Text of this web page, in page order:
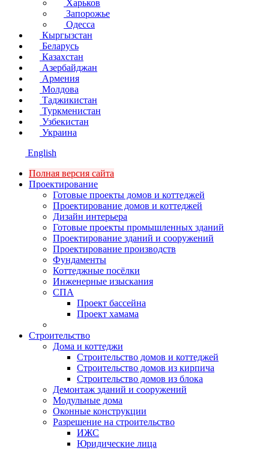
Харьков
Запорожье
Одесса
Кыргызстан
Беларусь
Казахстан
Азербайджан
Армения
Молдова
Таджикистан
Туркменистан
Узбекистан
Украина
English
Полная версия сайта
Проектирование
Готовые проекты домов и коттеджей
Проектирование домов и коттеджей
Дизайн интерьера
Готовые проекты промышленных зданий
Проектирование зданий и сооружений
Проектирование производств
Фундаменты
Коттеджные посёлки
Инженерные изыскания
СПА
Проект бассейна
Проект хамама
Строительство
Дома и коттеджи
Строительство домов и коттеджей
Строительство домов из кирпича
Строительство домов из блока
Демонтаж зданий и сооружений
Модульные дома
Оконные конструкции
Разрешение на строительство
ИЖС
Юридические лица